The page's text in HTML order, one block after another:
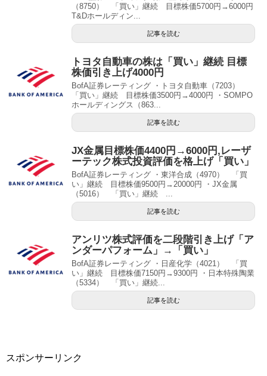
（8750） 「買い」継続 目標株価5700円→6000円
T&Dホールディン...
記事を読む
トヨタ自動車の株は「買い」継続 目標
株価引き上げ4000円
BofA証券レーティング ・トヨタ自動車（7203）
「買い」継続 目標株価3500円→4000円 ・SOMPO
ホールディングス（863...
記事を読む
JX金属目標株価4400円→6000円,レーザ
ーテック株式投資評価を格上げ「買い」
BofA証券レーティング ・東洋合成（4970） 「買
い」継続 目標株価9500円→20000円 ・JX金属
（5016） 「買い」継続 ...
記事を読む
アンリツ株式評価を二段階引き上げ「ア
ンダーパフォーム」→「買い」
BofA証券レーティング ・日産化学（4021） 「買
い」継続 目標株価7150円→9300円 ・日本特殊陶業
（5334） 「買い」継続...
記事を読む
スポンサーリンク